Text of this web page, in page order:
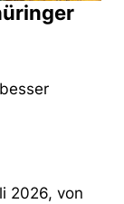
2026, von